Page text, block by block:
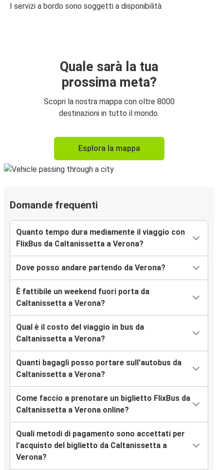
I servizi a bordo sono soggetti a disponibilità
Quale sarà la tua
prossima meta?
Scopri la nostra mappa con oltre 8000
destinazioni in tutto il mondo.
Esplora la mappa
Domande frequenti
Quanto tempo dura mediamente il viaggio con
FlixBus da Caltanissetta a Verona?
Dove posso andare partendo da Verona?
È fattibile un weekend fuori porta da
Caltanissetta a Verona?
Qual è il costo del viaggio in bus da
Caltanissetta a Verona?
Quanti bagagli posso portare sull’autobus da
Caltanissetta a Verona?
Come faccio a prenotare un biglietto FlixBus da
Caltanissetta a Verona online?
Quali metodi di pagamento sono accettati per
l’acquisto del biglietto da Caltanissetta a
Verona?